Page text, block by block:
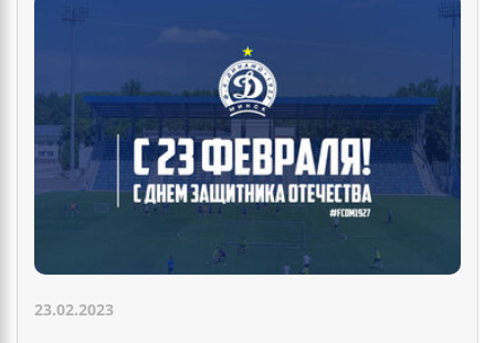
23.02.2023